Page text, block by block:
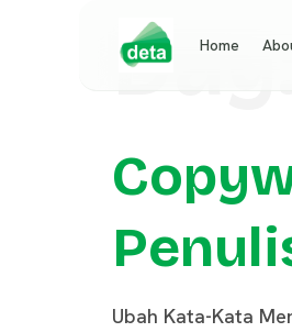
Home
Ubah Kata-Kata